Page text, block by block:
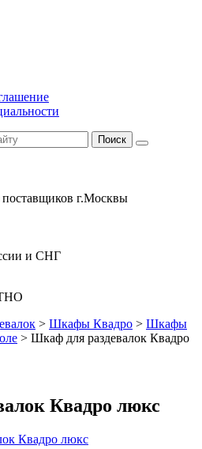
Поиск
поставщиков г.Москвы
и СНГ
> Шкафы Квадро > Шкафы
> Шкаф для раздевалок Квадро
Квадро люкс